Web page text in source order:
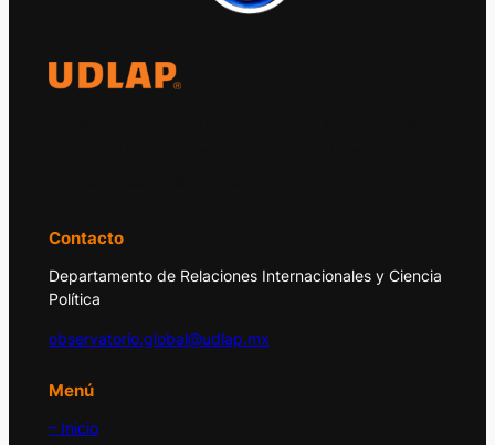
Contacto
Departamento de Relaciones Internacionales y Ciencia
Política
observatorio.global@udlap.mx
Menú
– Inicio